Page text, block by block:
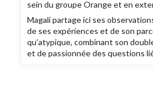
sein du groupe Orange et en
Magali partage ici ses
de ses expériences et de son
qu’atypique, combinant son
et de passionnée des questions